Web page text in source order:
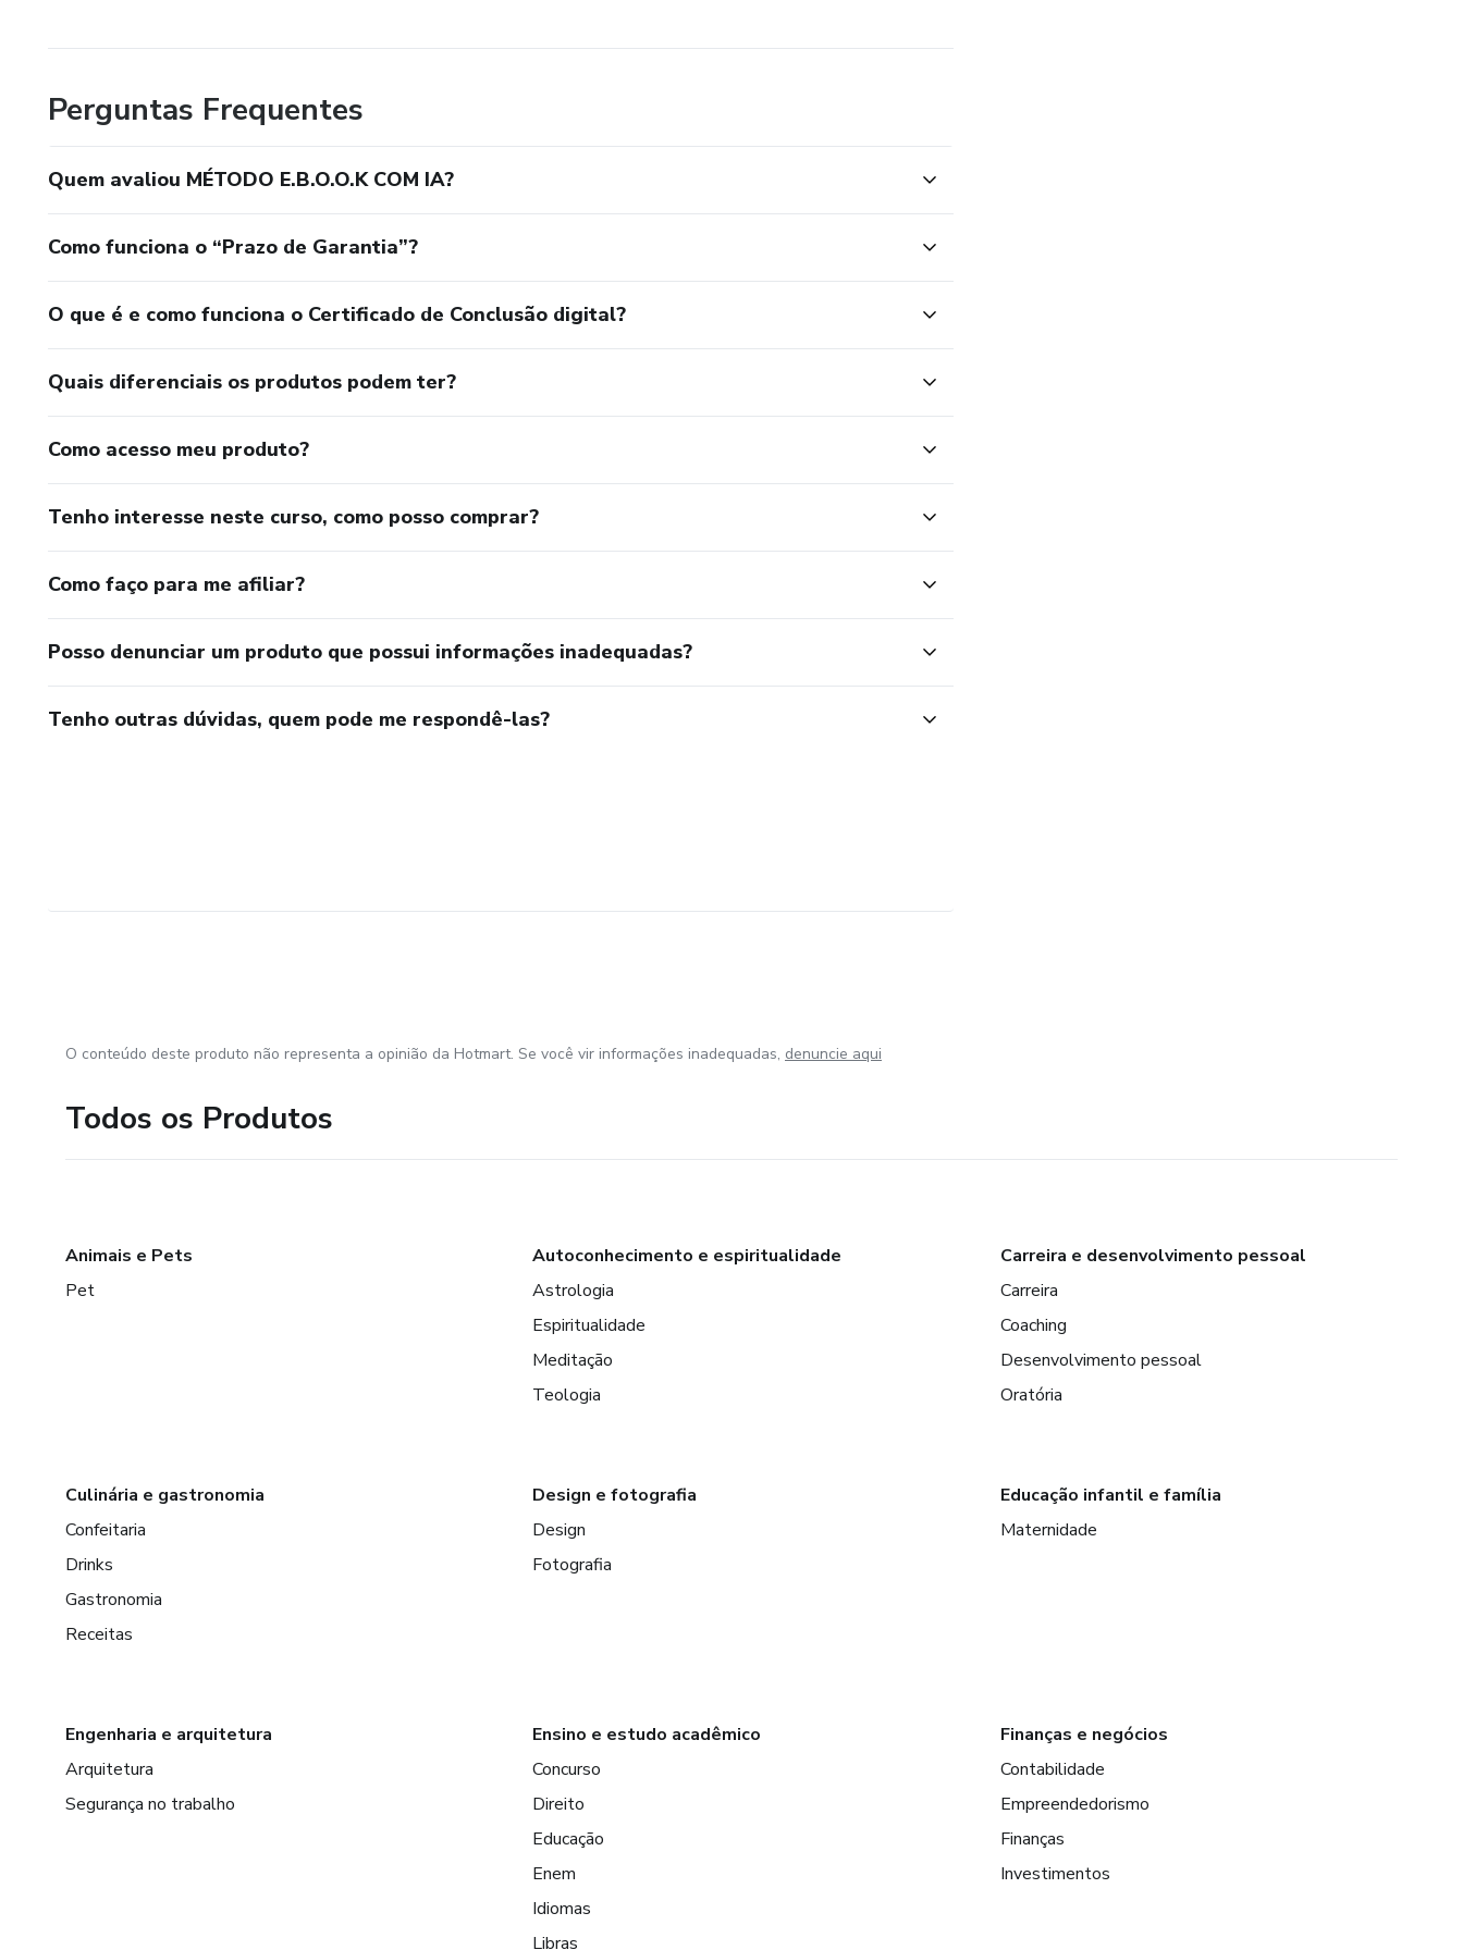
Perguntas Frequentes
Quem avaliou MÉTODO E.B.O.O.K COM IA?
Como funciona o “Prazo de Garantia”?
O que é e como funciona o Certificado de Conclusão digital?
Quais diferenciais os produtos podem ter?
Como acesso meu produto?
Tenho interesse neste curso, como posso comprar?
Como faço para me afiliar?
Posso denunciar um produto que possui informações inadequadas?
Tenho outras dúvidas, quem pode me respondê-las?
O conteúdo deste produto não representa a opinião da Hotmart. Se você vir informações inadequadas, denuncie aqui
Todos os Produtos
Animais e Pets
Pet
Autoconhecimento e espiritualidade
Astrologia
Espiritualidade
Meditação
Teologia
Carreira e desenvolvimento pessoal
Carreira
Coaching
Desenvolvimento pessoal
Oratória
Culinária e gastronomia
Confeitaria
Drinks
Gastronomia
Receitas
Design e fotografia
Design
Fotografia
Educação infantil e família
Maternidade
Engenharia e arquitetura
Arquitetura
Segurança no trabalho
Ensino e estudo acadêmico
Concurso
Direito
Educação
Enem
Idiomas
Libras
Finanças e negócios
Contabilidade
Empreendedorismo
Finanças
Investimentos